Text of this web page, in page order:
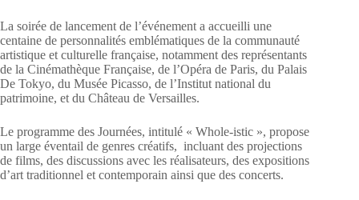
La soirée de lancement de l’événement a accueilli une
centaine de personnalités emblématiques de la communauté
artistique et culturelle française, notamment des représentants
de la Cinémathèque Française, de l’Opéra de Paris, du Palais
De Tokyo, du Musée Picasso, de l’Institut national du
patrimoine, et du Château de Versailles.
Le programme des Journées, intitulé « Whole-istic », propose
un large éventail de genres créatifs, incluant des projections
de films, des discussions avec les réalisateurs, des expositions
d’art traditionnel et contemporain ainsi que des concerts.